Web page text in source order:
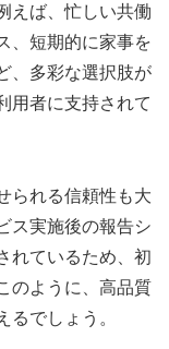
えば、忙しい共働
、短期的に家事を
、多彩な選択肢が
用者に支持されて
られる信頼性も大
ス実施後の報告シ
れているため、初
のように、高品質
るでしょう。